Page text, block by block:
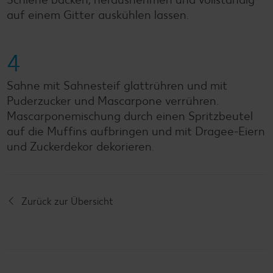
auf einem Gitter auskühlen lassen.
4
Sahne mit Sahnesteif glattrühren und mit
Puderzucker und Mascarpone verrühren.
Mascarponemischung durch einen Spritzbeutel
auf die Muffins aufbringen und mit Dragee-Eiern
und Zuckerdekor dekorieren.
Zurück zur Übersicht